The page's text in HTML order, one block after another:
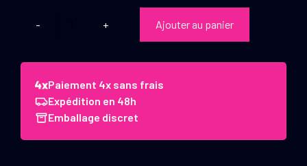
quantité
Pistolet
Colt
Lightweight
Commander
Ajouter au panier
Paiement 4x sans frais
Expédition en 48h
Emballage discret